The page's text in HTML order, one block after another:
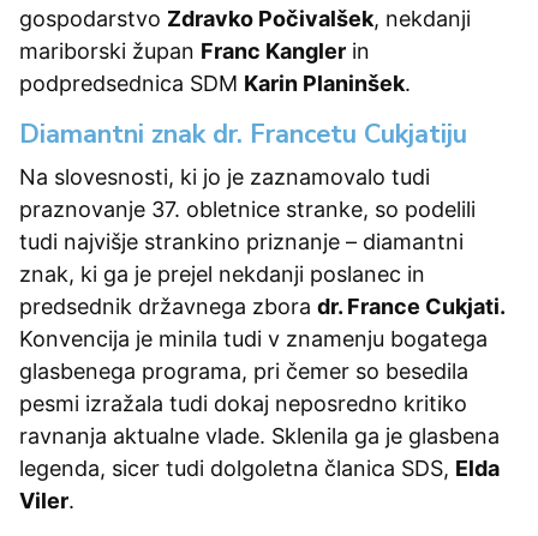
gospodarstvo Zdravko Počivalšek, nekdanji
mariborski župan Franc Kangler in
podpredsednica SDM Karin Planinšek.
Diamantni znak dr. Francetu Cukjatiju
Na slovesnosti, ki jo je zaznamovalo tudi
praznovanje 37. obletnice stranke, so podelili
tudi najvišje strankino priznanje – diamantni
znak, ki ga je prejel nekdanji poslanec in
predsednik državnega zbora dr. France Cukjati.
Konvencija je minila tudi v znamenju bogatega
glasbenega programa, pri čemer so besedila
pesmi izražala tudi dokaj neposredno kritiko
ravnanja aktualne vlade. Sklenila ga je glasbena
legenda, sicer tudi dolgoletna članica SDS, Elda
Viler.